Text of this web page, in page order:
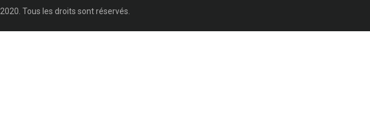
2020. Tous les droits sont réservés.